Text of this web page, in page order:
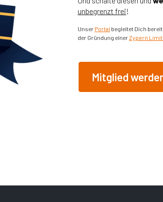
unbegrenzt frei!
Unser Portal begleitet Dich
der Gründung einerZypern
Mitglied